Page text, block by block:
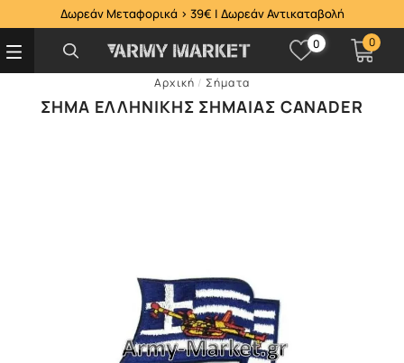
Δωρεάν Μεταφορικά > 39€ | Δωρεάν Αντικαταβολή
0 0
Αρχική / Σήματα
ΣΉΜΑ ΕΛΛΗΝΙΚΉΣ ΣΗΜΑΊΑΣ CANADER